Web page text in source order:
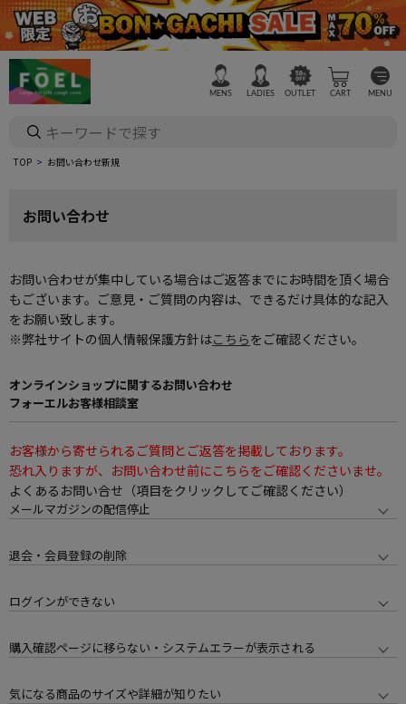
MENS LADIES OUTLET CART MENU
TOP お問い合わせ新規
お問い合わせ
お問い合わせが集中している場合はご返答までにお時間を頂く場合
もございます。ご意見・ご質問の内容は、できるだけ具体的な記入
をお願い致します。
※弊社サイトの個人情報保護方針はこちらをご確認ください。
オンラインショップに関するお問い合わせ
フォーエルお客様相談室
お客様から寄せられるご質問とご返答を掲載しております。
恐れ入りますが、お問い合わせ前にこちらをご確認くださいませ。
よくあるお問い合せ（項目をクリックしてご確認ください）
メールマガジンの配信停止
退会・会員登録の削除
ログインができない
購入確認ページに移らない・システムエラーが表示される
気になる商品のサイズや詳細が知りたい